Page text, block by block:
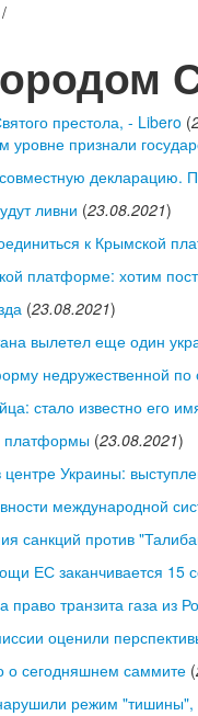
/
престола, - Libero (
признали
декларацию.
ливни (23.08.2021)
к Крымской
платформе: хотим
(23.08.2021)
вылетел еще один
недружественной по
стало известно его
платформы (23.08.2021)
Украины:
международной
санкций против
ЕС заканчивается 15
право транзита газа из
оценили
о сегодняшнем саммите (
режим "тишины",